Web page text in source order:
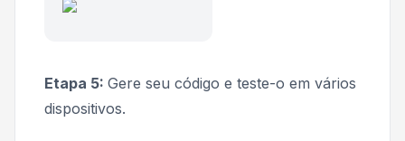
Etapa 5: Gere seu código e teste-o em vários
dispositivos.